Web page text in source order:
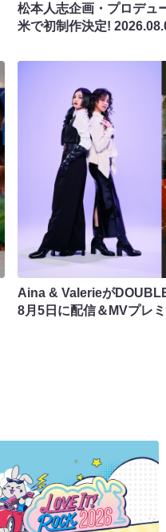
松本人志企画・プロデュ
米で初制作決定!
Aina & Valerieが
8月5日に配信＆MVプレ